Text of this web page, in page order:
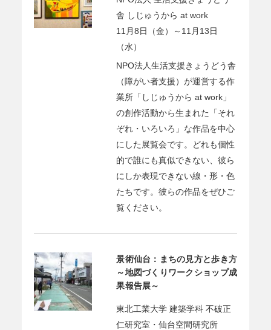
舎 しじゅうから at work
11月8日（金）～11月13日
（水）
NPO法人生活支援きょうどう舎
（障がい者支援）が運営する作
業所「しじゅうから at work」
の創作活動から生まれた「それ
ぞれ・いろいろ」な作品を中心
にした展覧会です。どれも個性
的で誰にも真似できない、彼ら
にしか表現できない線・形・色
たちです。彼らの作品をぜひご
覧ください。
景術仙台：まちの見方と歩き方
～地図づくりワークショップ成
果報告展～
東北工業大学 建築学科 不破正
仁研究室・仙台空間研究所